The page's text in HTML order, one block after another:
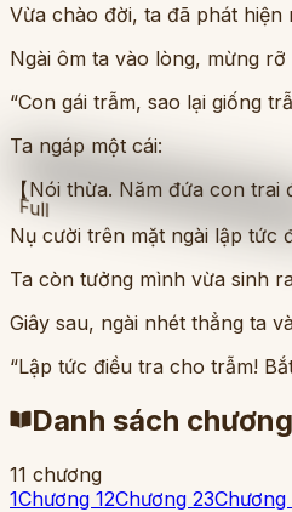
Full
Vừa chào đời, ta đã phát
Ngài ôm ta vào lòng, mừng rỡ
“Con gái trẫm, sao lại giống
Ta ngáp một cái:
【Nói thừa. Năm đứa con
Nụ cười trên mặt ngài lập tức
Ta còn tưởng mình vừa sinh
Giây sau, ngài nhét thẳng ta
“Lập tức điều tra cho trẫm!
Danh sách chương
11 chương
1Chương 12Chương 23Chương